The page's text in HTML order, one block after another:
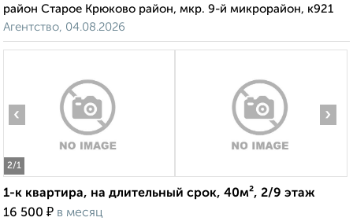
район Старое Крюково район, мкр. 9-й микрорайон, к921
Агентство, 04.08.2026
2/1
‹ ›
1-к квартира, на длительный срок, 40м², 2/9 этаж
16 500 ₽ в месяц